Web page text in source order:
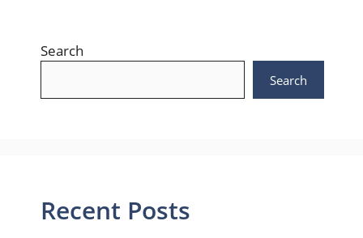
Search
Search
Recent Posts